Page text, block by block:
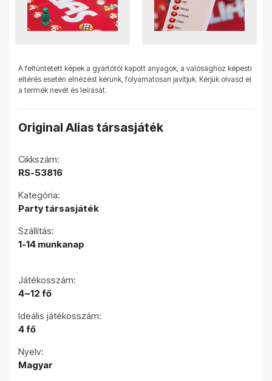
A feltüntetett képek a gyártótól kapott anyagok, a valósághoz képesti
eltérés esetén elnézést kérünk, folyamatosan javítjuk. Kérjük olvasd el
a termék nevét és leírását.
Original Alias társasjáték
Cikkszám:
RS-53816
Kategória:
Party társasjáték
Szállítás:
1-14 munkanap
Játékosszám:
4~12 fő
Ideális játékosszám:
4 fő
Nyelv:
Magyar